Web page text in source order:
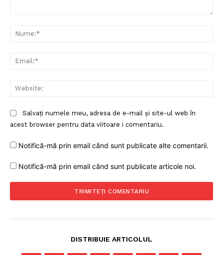
Salvați numele meu, adresa de e-mail și site-ul web în
acest browser pentru data viitoare i comentariu.
Notifică-mă prin email când sunt publicate alte comentarii.
Notifică-mă prin email când sunt publicate articole noi.
DISTRIBUIE ARTICOLUL